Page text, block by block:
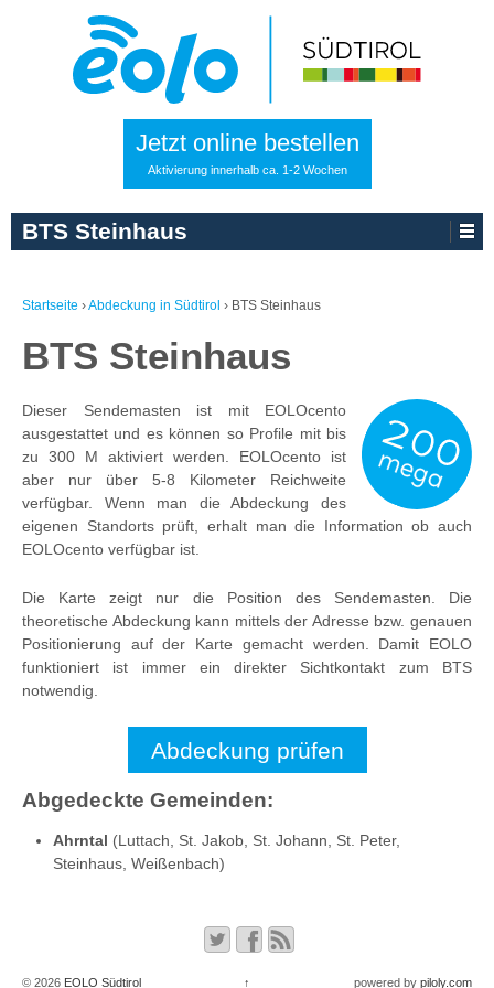
Jetzt online bestellen
Aktivierung innerhalb ca. 1-2 Wochen
BTS Steinhaus
Startseite ›Abdeckung in Südtirol › BTS Steinhaus
BTS Steinhaus
Dieser Sendemasten ist mit EOLOcento
ausgestattet und es können so Profile mit bis
zu 300 M aktiviert werden. EOLOcento ist
aber nur über 5-8 Kilometer Reichweite
verfügbar. Wenn man die Abdeckung des
eigenen Standorts prüft, erhalt man die Information ob auch
EOLOcento verfügbar ist.
Die Karte zeigt nur die Position des Sendemasten. Die
theoretische Abdeckung kann mittels der Adresse bzw. genauen
Positionierung auf der Karte gemacht werden. Damit EOLO
funktioniert ist immer ein direkter Sichtkontakt zum BTS
notwendig.
Abdeckung prüfen
Abgedeckte Gemeinden:
Ahrntal (Luttach, St. Jakob, St. Johann, St. Peter,
Steinhaus, Weißenbach)
© 2026 EOLO Südtirol ↑ powered by piloly.com